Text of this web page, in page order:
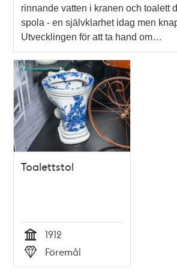
rinnande vatten i kranen och toalett
spola - en självklarhet idag men
Utvecklingen för att ta hand om…
Toalettstol
Tid
1912
Typ
Föremål